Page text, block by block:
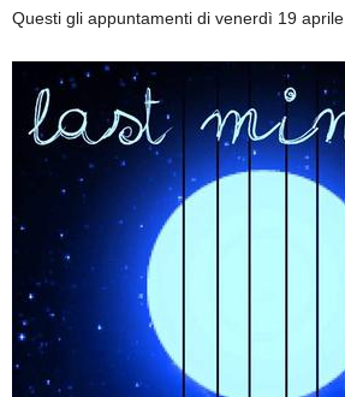
Questi gli appuntamenti di venerdì 19 aprile.